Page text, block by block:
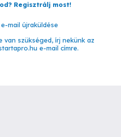
Regisztrálj most!
mail újraküldése
van szükséged, írj nekünk az
e-mail címre.